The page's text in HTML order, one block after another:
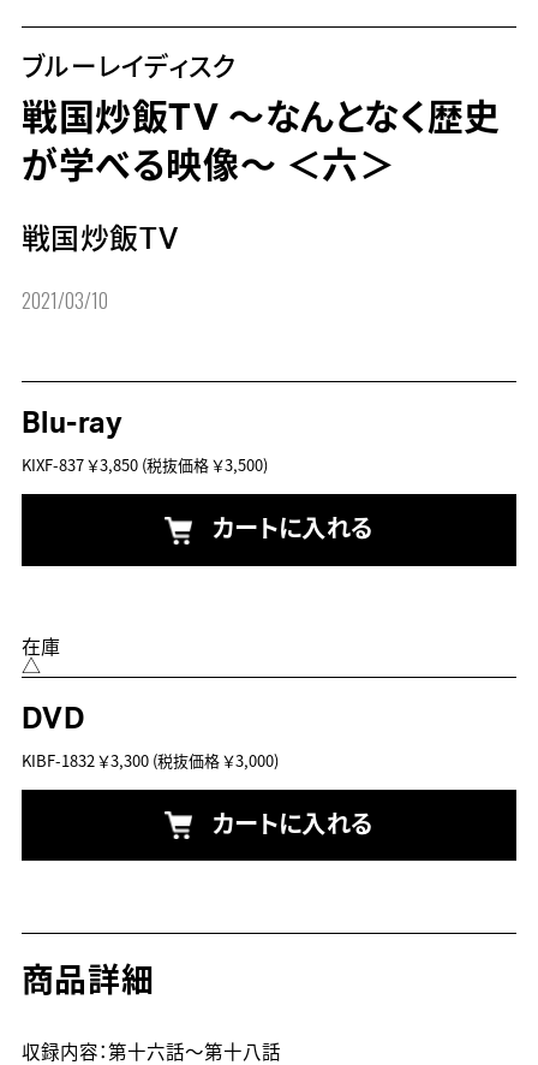
ブルーレイディスク
戦国炒飯TV ～なんとなく歴史
が学べる映像～ ＜六＞
戦国炒飯TV
2021/03/10
Blu-ray
KIXF-837￥3,850(税抜価格 ￥3,500)
カートに入れる
在庫
△
DVD
KIBF-1832 ￥3,300(税抜価格 ￥3,000)
カートに入れる
商品詳細
収録内容：第十六話～第十八話